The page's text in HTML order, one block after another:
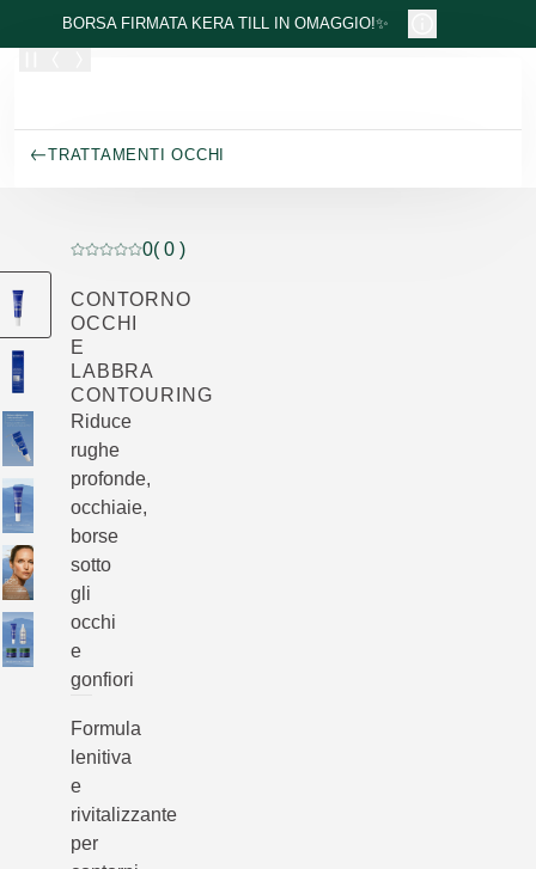
Passa al contenuto principale
BORSA FIRMATA KERA TILL IN OMAGGIO!✨
TRATTAMENTI OCCHI
Valutazione attuale: 0 su 5 stelle recensito da 0
0( 0 )
CONTORNO
OCCHI
E
LABBRA
CONTOURING
Riduce
rughe
profonde,
occhiaie,
borse
sotto
gli
occhi
e
gonfiori
Formula
lenitiva
e
rivitalizzante
per